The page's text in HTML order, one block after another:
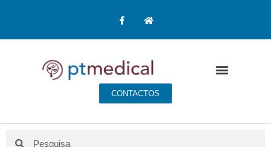
CONTACTOS